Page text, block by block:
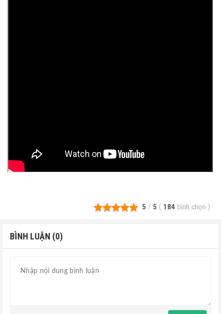
5 / 5 ( 184 bình chọn )
BÌNH LUẬN (0)